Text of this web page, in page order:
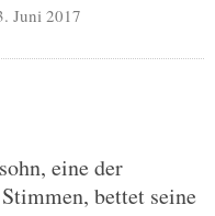
Juni 2017
eine der
bettet seine